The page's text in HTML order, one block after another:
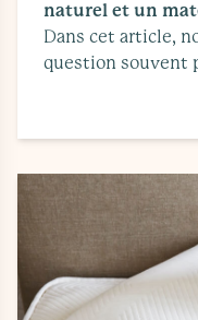
naturel et un
Dans cet article,
question souvent